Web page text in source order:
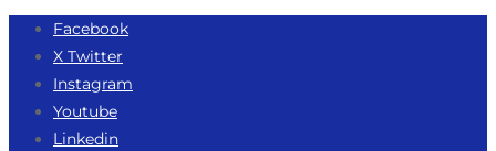
Saltar
contenido
Facebook
X Twitter
Instagram
Youtube
Linkedin